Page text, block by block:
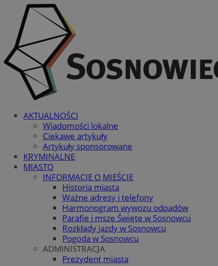
AKTUALNOŚCI
Wiadomości lokalne
Ciekawe artykuły
Artykuły sponsorowane
KRYMINALNE
MIASTO
INFORMACJE O MIEŚCIE
Historia miasta
Ważne adresy i telefony
Harmonogram wywozu odpadów
Parafie i msze Święte w Sosnowcu
Rozkłady jazdy w Sosnowcu
Pogoda w Sosnowcu
ADMINISTRACJA
Prezydent miasta